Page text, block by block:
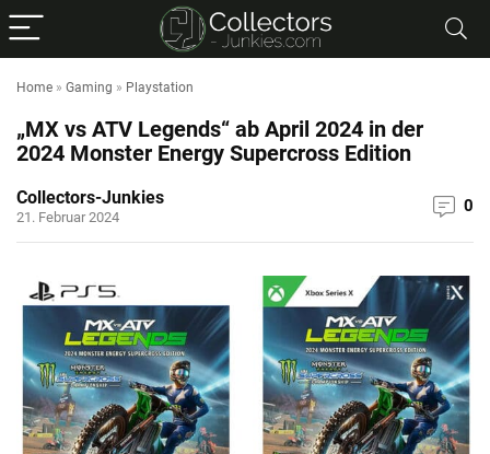
Home » Gaming » Playstation
„MX vs ATV Legends“ ab April 2024 in der
2024 Monster Energy Supercross Edition
Collectors-Junkies
21. Februar 2024
0